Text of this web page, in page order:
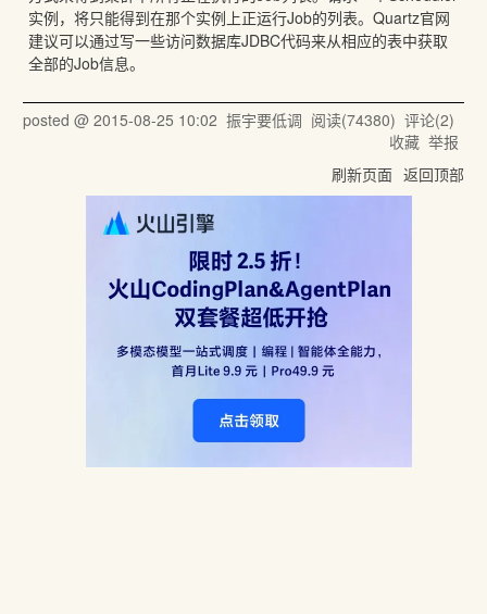
实例，将只能得到在那个实例上正运行Job的列表。Quartz官网
建议可以通过写一些访问数据库JDBC代码来从相应的表中获取
全部的Job信息。
posted @ 2015-08-25 10:02 振宇要低调 阅读(74380) 评论(2)
收藏 举报
刷新页面 返回顶部